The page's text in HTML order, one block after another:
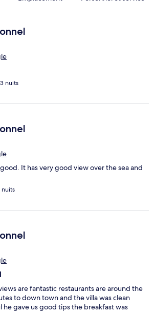
nuits
It has very good view over the sea and
nuits
are fantastic restaurants are around the
to down town and the villa was clean
he gave us good tips the breakfast was